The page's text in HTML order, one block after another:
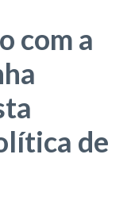
com a
de